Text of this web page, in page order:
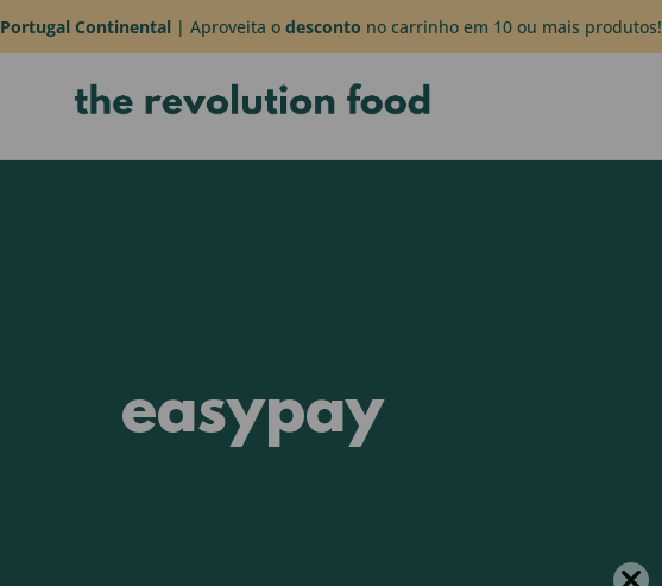
Portugal Continental | Aproveita o desconto no carrinho em 10 ou mais produtos!
easypay